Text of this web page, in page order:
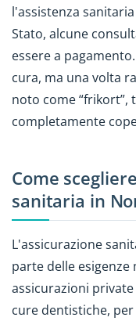
l'assistenza
Stato, alcune
essere a
cura, ma una volta
noto come “frikort”,
completamente
Come
sanitaria in
L'assicurazione
parte delle
assicurazioni
cure dentistiche,